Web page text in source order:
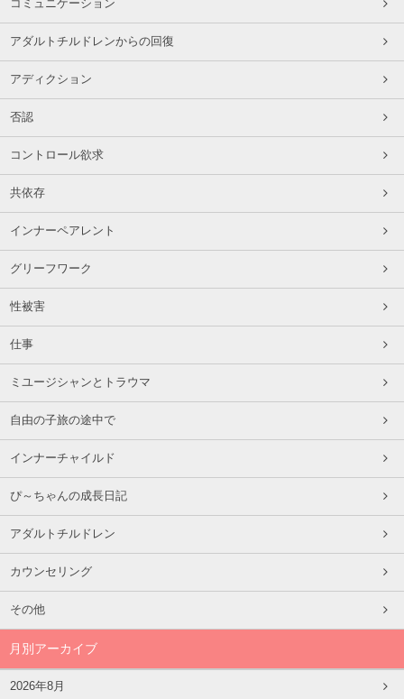
コミュニケーション
アダルトチルドレンからの回復
アディクション
否認
コントロール欲求
共依存
インナーペアレント
グリーフワーク
性被害
仕事
ミユージシャンとトラウマ
自由の子旅の途中で
インナーチャイルド
ぴ～ちゃんの成長日記
アダルトチルドレン
カウンセリング
その他
月別アーカイブ
2026年8月